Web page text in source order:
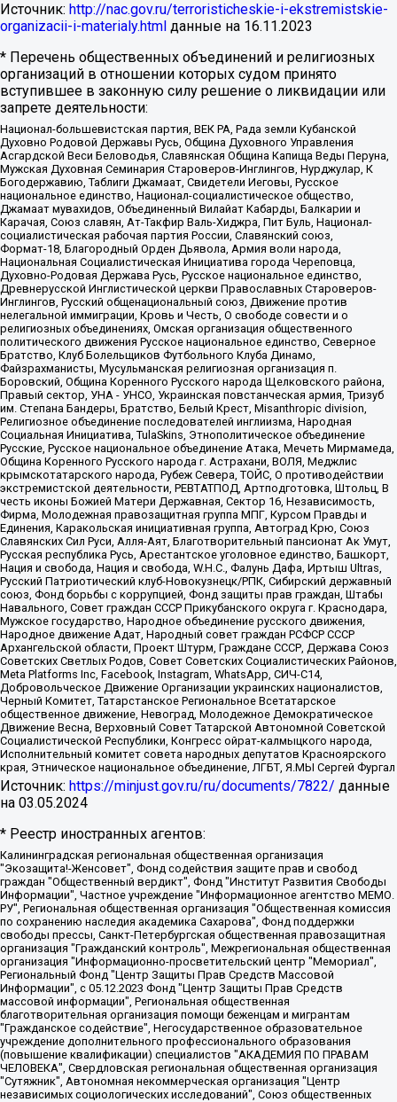
Источник: http://nac.gov.ru/terroristicheskie-i-ekstremistskie-
organizacii-i-materialy.html данные на 16.11.2023
* Перечень общественных объединений и религиозных
организаций в отношении которых судом принято
вступившее в законную силу решение о ликвидации или
запрете деятельности:
Национал-большевистская партия, ВЕК РА, Рада земли Кубанской
Духовно Родовой Державы Русь, Община Духовного Управления
Асгардской Веси Беловодья, Славянская Община Капища Веды Перуна,
Мужская Духовная Семинария Староверов-Инглингов, Нурджулар, К
Богодержавию, Таблиги Джамаат, Свидетели Иеговы, Русское
национальное единство, Национал-социалистическое общество,
Джамаат мувахидов, Объединенный Вилайат Кабарды, Балкарии и
Карачая, Союз славян, Ат-Такфир Валь-Хиджра, Пит Буль, Национал-
социалистическая рабочая партия России, Славянский союз,
Формат-18, Благородный Орден Дьявола, Армия воли народа,
Национальная Социалистическая Инициатива города Череповца,
Духовно-Родовая Держава Русь, Русское национальное единство,
Древнерусской Инглистической церкви Православных Староверов-
Инглингов, Русский общенациональный союз, Движение против
нелегальной иммиграции, Кровь и Честь, О свободе совести и о
религиозных объединениях, Омская организация общественного
политического движения Русское национальное единство, Северное
Братство, Клуб Болельщиков Футбольного Клуба Динамо,
Файзрахманисты, Мусульманская религиозная организация п.
Боровский, Община Коренного Русского народа Щелковского района,
Правый сектор, УНА - УНСО, Украинская повстанческая армия, Тризуб
им. Степана Бандеры, Братство, Белый Крест, Misanthropic division,
Религиозное объединение последователей инглиизма, Народная
Социальная Инициатива, TulaSkins, Этнополитическое объединение
Русские, Русское национальное объединение Атака, Мечеть Мирмамеда,
Община Коренного Русского народа г. Астрахани, ВОЛЯ, Меджлис
крымскотатарского народа, Рубеж Севера, ТОЙС, О противодействии
экстремистской деятельности, РЕВТАТПОД, Артподготовка, Штольц, В
честь иконы Божией Матери Державная, Сектор 16, Независимость,
Фирма, Молодежная правозащитная группа МПГ, Курсом Правды и
Единения, Каракольская инициативная группа, Автоград Крю, Союз
Славянских Сил Руси, Алля-Аят, Благотворительный пансионат Ак Умут,
Русская республика Русь, Арестантское уголовное единство, Башкорт,
Нация и свобода, Нация и свобода, W.H.С., Фалунь Дафа, Иртыш Ultras,
Русский Патриотический клуб-Новокузнецк/РПК, Сибирский державный
союз, Фонд борьбы с коррупцией, Фонд защиты прав граждан, Штабы
Навального, Совет граждан СССР Прикубанского округа г. Краснодара,
Мужское государство, Народное объединение русского движения,
Народное движение Адат, Народный совет граждан РСФСР СССР
Архангельской области, Проект Штурм, Граждане СССР, Держава Союз
Советских Светлых Родов, Совет Советских Социалистических Районов,
Meta Platforms Inc, Facebook, Instagram, WhatsApp, СИЧ-С14,
Добровольческое Движение Организации украинских националистов,
Черный Комитет, Татарстанское Региональное Всетатарское
общественное движение, Невоград, Молодежное Демократическое
Движение Весна, Верховный Совет Татарской Автономной Советской
Социалистической Республики, Конгресс ойрат-калмыцкого народа,
Исполнительный комитет совета народных депутатов Красноярского
края, Этническое национальное объединение, ЛГБТ, Я.МЫ Сергей Фургал
Источник: https://minjust.gov.ru/ru/documents/7822/ данные
на 03.05.2024
* Реестр иностранных агентов:
Калининградская региональная общественная организация "Экозащита!-Женсовет", Фонд содействия защите прав и свобод граждан "Общественный вердикт", Фонд "Институт Развития Свободы Информации", Частное учреждение "Информационное агентство МЕМО. РУ", Региональная общественная организация "Общественная комиссия по сохранению наследия академика Сахарова", Фонд поддержки свободы прессы, Санкт-Петербургская общественная правозащитная организация "Гражданский контроль", Межрегиональная общественная организация "Информационно-просветительский центр "Мемориал", Региональный Фонд "Центр Защиты Прав Средств Массовой Информации", с 05.12.2023 Фонд "Центр Защиты Прав Средств массовой информации", Региональная общественная благотворительная организация помощи беженцам и мигрантам "Гражданское содействие", Негосударственное образовательное учреждение дополнительного профессионального образования (повышение квалификации) специалистов "АКАДЕМИЯ ПО ПРАВАМ ЧЕЛОВЕКА", Свердловская региональная общественная организация "Сутяжник", Автономная некоммерческая организация "Центр независимых социологических исследований", Союз общественных объединений "Российский исследовательский центр по правам человека", Региональное общественное учреждение научно-информационный центр "МЕМОРИАЛ", Некоммерческая организация "Фонд защиты гласности", Автономная некоммерческая организация "Институт прав человека", Городская общественная организация "Екатеринбургское общество "МЕМОРИАЛ", Городская общественная организация "Рязанское историко-просветительское и правозащитное общество "Мемориал" (Рязанский Мемориал), Челябинский региональный орган общественной самодеятельности – женское общественное объединение "Женщины Евразии", Челябинский региональный орган общественной самодеятельности "Уральская правозащитная группа", Фонд содействия защите здоровья и социальной справедливости имени Андрея Рылькова, Автономная Некоммерческая Организация "Аналитический Центр Юрия Левады", Автономная некоммерческая организация социальной поддержки населения "Проект Апрель", Региональная общественная организация помощи женщинам и детям, находящимся в кризисной ситуации "Информационно-методический центр "Анна", Фонд содействия развитию массовых коммуникаций и правовому просвещению "Так-так-Так", Фонд содействия устойчивому развитию "Серебряная тайга", Свердловский региональный общественный фонд социальных проектов "Новое время", "Idel.Реалии", Кавказ.Реалии, Крым.Реалии, Телеканал Настоящее Время, Татаро-башкирская служба Радио Свобода (Azatliq Radiosi), Радио Свободная Европа/Радио Свобода (PCE/PC), "Сибирь.Реалии", "Фактограф", Благотворительный фонд помощи осужденным и их семьям, Автономная некоммерческая организация "Институт глобализации и социальных движений", Фонд "В защиту прав заключенных", Частное учреждение "Центр поддержки и содействия развитию средств массовой информации", Пензенский региональный общественный благотворительный фонд "Гражданский союз", "Север.Реалии", Некоммерческая организация Фонд "Правовая инициатива", Общество с ограниченной ответственностью "Радио Свободная Европа/Радио Свобода", Чешское информационное агентство "MEDIUM-ORIENT", Красноярская региональная общественная организация "Мы против СПИДа", Камалягин Денис Николаевич, Маркелов Сергей Евгеньевич, Пономарев Лев Александрович, Савицкая Людмила Алексеевна, Автономная некоммерческая организация "Центр по работе с проблемой насилия "НАСИЛИЮ.НЕТ", Межрегиональный профессиональный союз работников здравоохранения "Альянс врачей", Юридическое лицо, зарегистрированное в Латвийской Республике, SIA "Medusa Project" (регистрационный номер 40103797863, дата регистрации 10.06.2014), Некоммерческая организация "Фонд по борьбе с коррупцией", Автономная некоммерческая организация "Институт права и публичной политики", Баданин Роман Сергеевич, Гликин Максим Александрович, Железнова Мария Михайловна, Лукьянова Юлия Сергеевна, Маетная Елизавета Витальевна, Маняхин Петр Борисович, Чуракова Ольга Владимировна, Ярош Юлия Петровна, Юридическое лицо "The Insider SIA", зарегистрированное в Риге, Латвийская Республика (дата регистрации 26.06.2015), являющееся администратором доменного имени интернет-издания "The Insider SIA", https://theins.ru, Постернак Алексей Евгеньевич, Рубин Михаил Аркадьевич, Анин Роман Александрович, Юридическое лицо Istories fonds, зарегистрированное в Латвийской Республике (регистрационный номер 50008295751, дата регистрации 24.02.2020), Великовский Дмитрий Александрович, Долинина Ирина Николаевна, Мароховская Алеся Алексеевна, Шлейнов Роман Юрьевич, Шмагун Олеся Валентиновна, Общество с ограниченной ответственностью "Альтаир 2021", Общество с ограниченной ответственностью "Вега 2021", Общество с ограниченной ответственностью "Главный редактор 2021", Общество с ограниченной ответственностью "Ромашки монолит", Важенков Артем Валерьевич, Ивановская областная общественная организация "Центр гендерных исследований", Гурман Юрий Альбертович, Медиапроект "ОВД-Инфо", Егоров Владимир Владимирович, Жилинский Владимир Александрович, Общество с ограниченной ответственностью "ЗП", Иванова София Юрьевна, Карезина Инна Павловна, Кильтау Екатерина Викторовна, Петров Алексей Викторович, Пискунов Сергей Евгеньевич, Смирнов Сергей Сергеевич, Тихонов Михаил Сергеевич, Общество с ограниченной ответственностью "ЖУРНАЛИСТ-ИНОСТРАННЫЙ АГЕНТ", Арапова Галина Юрьевна, Вольтская Татьяна Анатольевна, Американская компания "Mason G.E.S. Anonymous Foundation" (США), являющаяся владельцем интернет-издания https://mnews.world/, Компания "Stichting Bellingcat", зарегистрированная в Нидерландах (дата регистрации 11.07.2018), Захаров Андрей Вячеславович, Клепиковская Екатерина Дмитриевна, Общество с ограниченной ответственностью "МЕМО", Перл Роман Александрович, Симонов Евгений Алексеевич, Соловьева Елена Анатольевна, Сотников Даниил Владимирович, Сурначева Елизавета Дмитриевна, Автономная некоммерческая организация по защите прав человека и информированию населения "Якутия – Наше Мнение", Общество с ограниченной ответственностью "Москоу диджитал медиа", с 26.01.2023 Общество с ограниченной ответственностью "Чайка Белые сады", Ветошкина Валерия Валерьевна, Заговора Максим Александрович, Межрегиональное общественное движение "Российская ЛГБТ - сеть", Оленичев Максим Владимирович, Павлов Иван Юрьевич, Скворцова Елена Сергеевна, Общество с ограниченной ответственностью "Как бы инагент", Кочетков Игорь Викторович, Общество с ограниченной ответственностью "Честные выборы", Еланчик Олег Александрович, Общество с ограниченной ответственностью "Нобелевский призыв", Гималова Регина Эмилевна, Григорьев Андрей Валерьевич, Григорьева Алина Александровна, Ассоциация по содействию защите прав призывников, альтернативнослужащих и военнослужащих "Правозащитная группа "Гражданин.Армия.Право", Хисамова Регина Фаритовна, Автономная некоммерческая организация по реализации социально-правовых программ "Лилит", Дальневосточное общественное движение "Маяк", Санкт-Петербургская ЛГБТ-инициативная группа "Выход", Инициативная группа ЛГБТ+ "Реверс", Алексеев Андрей Викторович, Бекбулатова Таисия Львовна, Беляев Иван Михайлович, Владыкина Елена Сергеевна, Гельман Марат Александрович, Никульшина Вероника Юрьевна, Толоконникова Надежда Андреевна, Шендерович Виктор Анатольевич, Общество с ограниченной ответственностью "Данное сообщение", Общество с ограниченной ответственностью Издательский дом "Новая глава", Айнбиндер Александра Александровна, Московский комьюнити-центр для ЛГБТ+инициатив, Благотворительный фонд развития филантропии, Deutsche Welle (Германия, Kurt-Schumacher-Strasse 3, 53113 Bonn), Борзунова Мария Михайловна, Воробьев Виктор Викторович, Голубева Анна Львовна, Константинова Алла Михайловна, Малкова Ирина Владимировна, Мурадов Мурад Абдулгалимович, Осетинская Елизавета Николаевна, Понасенков Евгений Николаевич, Ганапольский Матвей Юрьевич, Киселев Евгений Алексеевич, Борухович Ирина Григорьевна, Дремин Иван Тимофеевич, Дубровский Дмитрий Викторович, Красноярская региональная общественная организация поддержки и развития альтернативных образовательных технологий и межкультурных коммуникаций "ИНТЕРРА", Маяковская Екатерина Алексеевна, Фейгин Марк Захарович, Филимонов Андрей Викторович, Дзугкоева Регина Николаевна, Доброхотов Роман Александрович, Дудь Юрий Александрович, Елкин Сергей Владимирович, Кругликов Кирилл Игоревич, Сабунаева Мария Леонидовна, Семенов Алексей Владимирович, Шаинян Карен Багратович, Шульман Екатерина Михайловна, Асафьев Артур Валерьевич, Вахштайн Виктор Семенович, Венедиктов Алексей Алексеевич, Лушникова Екатерина Евгеньевна, Волков Леонид Михайлович, Невзоров Александр Глебович, Пархоменко Сергей Борисович, Сироткин Ярослав Николаевич, Кара-Мурза Владимир Владимирович, Баранова Наталья Владимировна, Гозман Леонид Яковлевич, Кагарлицкий Борис Юльевич, Климарев Михаил Валерьевич, Милов Владимир Станиславович, Автономная некоммерческая организация Краснодарский центр современного искусства "Типография", Моргенштерн Алишер Тагирович, Соболь Любовь Эдуардовна, Общество с ограниченной ответственностью "ЛИЗА НОРМ", Каспаров Гарри Кимович, Ходорковский Михаил Борисович, Общество с ограниченной ответственностью "Апрельские тезисы", Данилович Ирина Брониславовна, Кашин Олег Владимирович, Петров Николай Владимирович, Пивоваров Алексей Владимирович, Соколов Михаил Владимирович, Цветкова Юлия Владимировна, Чичваркин Евгений Александрович, Комитет против пыток/Команда против пыток, Общество с ограниченной ответственностью "Первый научный", Общество с ограниченной ответственностью "Вертолет и ко", Белоцерковская Вероника Борисовна, Кац Максим Евгеньевич, Лазарева Татьяна Юрьевна, Шаведдинов Руслан Табризович, Яшин Илья Валерьевич, Общество с ограниченной ответственностью "Иноагент ААВ", Алешковский Дмитрий Петрович, Альбац Евгения Марковна, Быков Дмитрий Львович, Галямина Юлия Евгеньевна, Лойко Сергей Леонидович, Мартынов Кирилл Константинович, Медведев Сергей Александрович, Крашенинников Федор Геннадиевич, Гордеева Катерина Вл